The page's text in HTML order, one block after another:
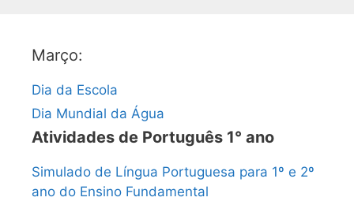
Março:
Dia da Escola
Dia Mundial da Água
Atividades de Português 1° ano
Simulado de Língua Portuguesa para 1º e 2º
ano do Ensino Fundamental